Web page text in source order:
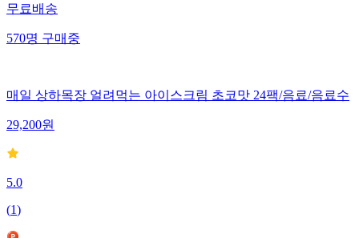
무료배송
570명구매중
매일 상하목장 얼려먹는 아이스크림 초코맛 24팩/음료/음료수
29,200원
5.0
(1)